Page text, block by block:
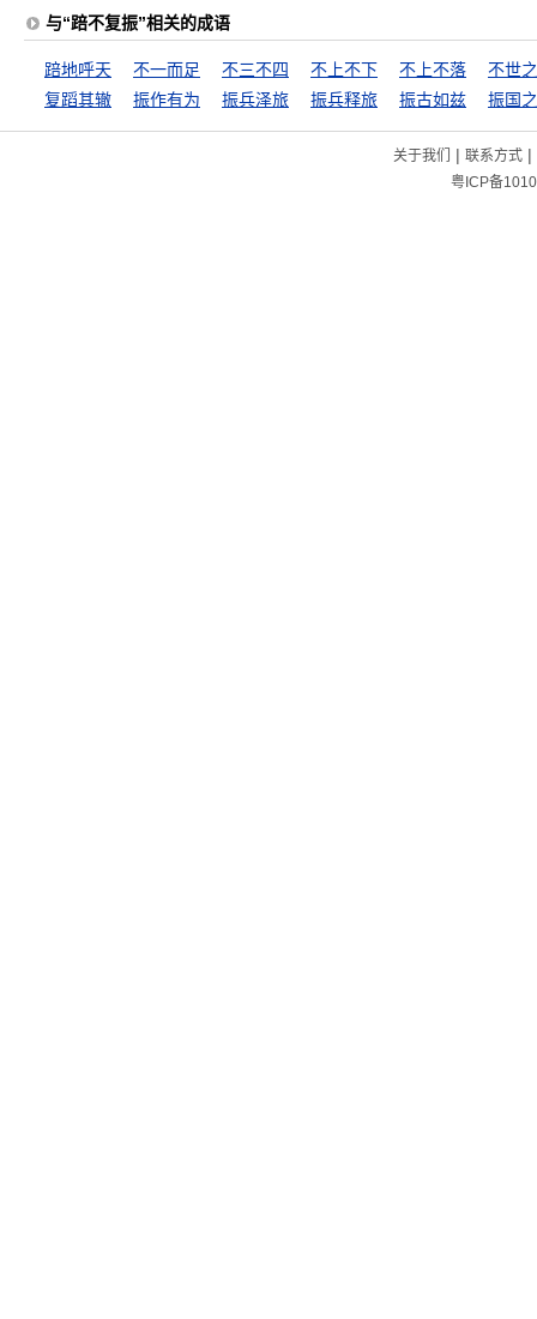
与“踣不复振”相关的成语
踣地呼天 不一而足 不三不四 不上不下 不上不落
不世
复蹈其辙
振作有为 振兵泽旅 振兵释旅 振古如兹 振国
关于我们 | 联系方式|
粤ICP备